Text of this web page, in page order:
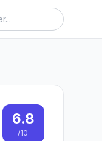
6.8
/10